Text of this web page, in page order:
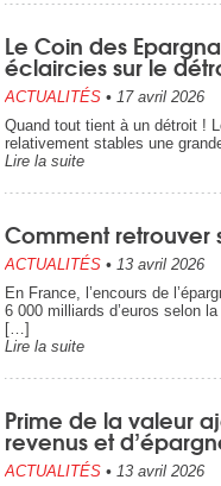
Le Coin des
éclaircies sur le
ACTUALITÉS • 17 avril 2026
Quand tout tient à un détroit !
relativement stables une
Lire la suite
Comment retrouver
ACTUALITÉS • 13 avril 2026
En France, l’encours de
6 000 milliards d’euros selon
[…]
Lire la suite
Prime de la valeur
revenus et
ACTUALITÉS • 13 avril 2026